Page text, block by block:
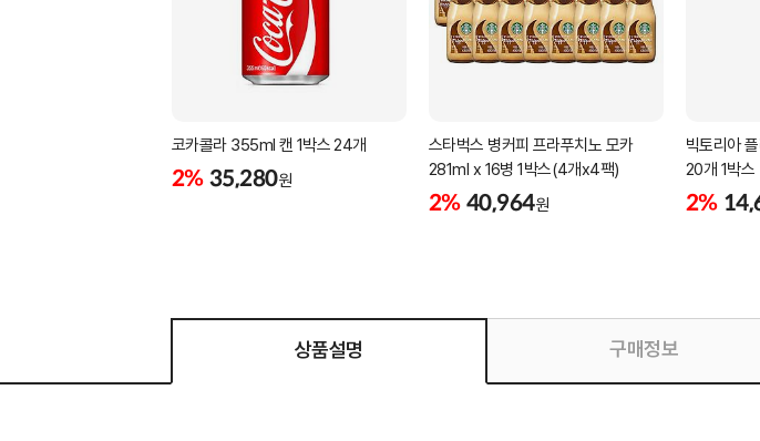
코카콜라 355ml 캔 1박스 24개
2% 35,280원
스타벅스 병커피 프라푸치노 모카
281ml x 16병 1박스(4개x4팩)
2% 40,964원
빅토리아
20개 1박스
2%
상품설명 구매정보